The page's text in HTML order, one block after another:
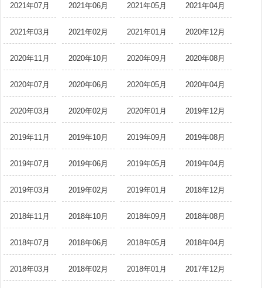
2021年07月 2021年06月 2021年05月 2021年04月
2021年03月 2021年02月 2021年01月 2020年12月
2020年11月 2020年10月 2020年09月 2020年08月
2020年07月 2020年06月 2020年05月 2020年04月
2020年03月 2020年02月 2020年01月 2019年12月
2019年11月 2019年10月 2019年09月 2019年08月
2019年07月 2019年06月 2019年05月 2019年04月
2019年03月 2019年02月 2019年01月 2018年12月
2018年11月 2018年10月 2018年09月 2018年08月
2018年07月 2018年06月 2018年05月 2018年04月
2018年03月 2018年02月 2018年01月 2017年12月